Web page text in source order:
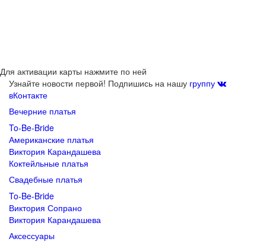
Для активации карты нажмите по ней
Узнайте новости первой! Подпишись на нашу группу
вКонтакте
Вечерние платья
To-Be-Bride
Американские платья
Виктория Карандашева
Коктейльные платья
Свадебные платья
To-Be-Bride
Виктория Сопрано
Виктория Карандашева
Аксессуары